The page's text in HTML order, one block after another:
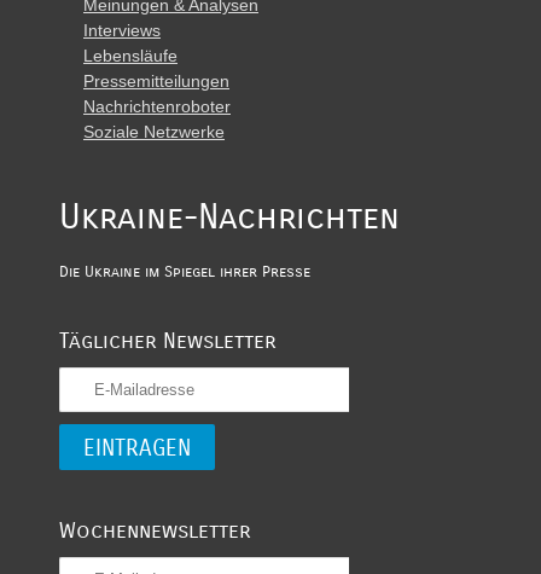
Meinungen & Analysen
Interviews
Lebensläufe
Pressemitteilungen
Nachrichtenroboter
Soziale Netzwerke
Ukraine-Nachrichten
Die Ukraine im Spiegel ihrer Presse
Täglicher Newsletter
Wochennewsletter